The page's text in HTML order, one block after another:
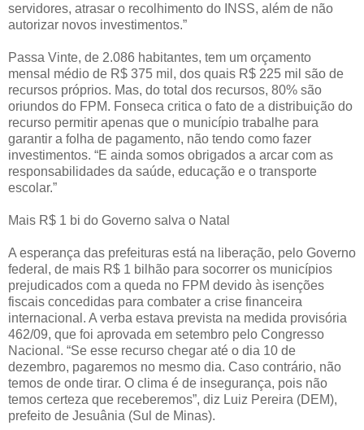
servidores, atrasar o recolhimento do INSS, além de não
autorizar novos investimentos.”
Passa Vinte, de 2.086 habitantes, tem um orçamento
mensal médio de R$ 375 mil, dos quais R$ 225 mil são de
recursos próprios. Mas, do total dos recursos, 80% são
oriundos do FPM. Fonseca critica o fato de a distribuição do
recurso permitir apenas que o município trabalhe para
garantir a folha de pagamento, não tendo como fazer
investimentos. “E ainda somos obrigados a arcar com as
responsabilidades da saúde, educação e o transporte
escolar.”
Mais R$ 1 bi do Governo salva o Natal
A esperança das prefeituras está na liberação, pelo Governo
federal, de mais R$ 1 bilhão para socorrer os municípios
prejudicados com a queda no FPM devido às isenções
fiscais concedidas para combater a crise financeira
internacional. A verba estava prevista na medida provisória
462/09, que foi aprovada em setembro pelo Congresso
Nacional. “Se esse recurso chegar até o dia 10 de
dezembro, pagaremos no mesmo dia. Caso contrário, não
temos de onde tirar. O clima é de insegurança, pois não
temos certeza que receberemos”, diz Luiz Pereira (DEM),
prefeito de Jesuânia (Sul de Minas).